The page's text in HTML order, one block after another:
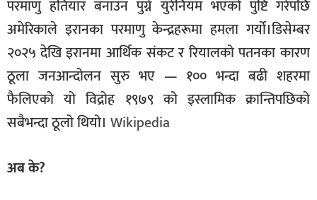
परमाणु हतियार बनाउन पुग्ने युरेनियम भएको पुष्टि गरेपछि
अमेरिकाले इरानका परमाणु केन्द्रहरूमा हमला गर्यो।डिसेम्बर
२०२५ देखि इरानमा आर्थिक संकट र रियालको पतनका कारण
ठूला जनआन्दोलन सुरु भए — १०० भन्दा बढी शहरमा
फैलिएको यो विद्रोह १९७९ को इस्लामिक क्रान्तिपछिको
सबैभन्दा ठूलो थियो। Wikipedia
अब के?